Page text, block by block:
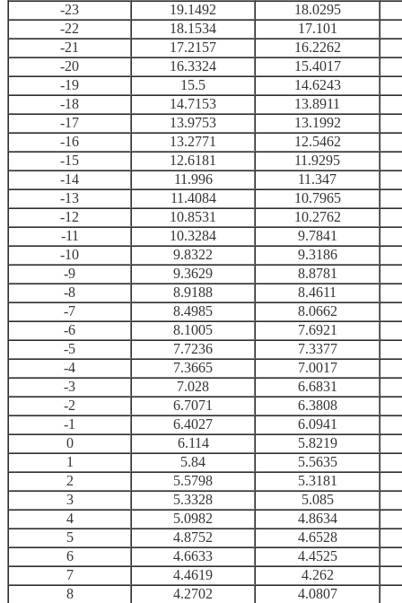
-23
19.1492
18.0295
-22
18.1534
17.101
-21
17.2157
16.2262
-20
16.3324
15.4017
-19
15.5
14.6243
-18
14.7153
13.8911
-17
13.9753
13.1992
-16
13.2771
12.5462
-15
12.6181
11.9295
-14
11.996
11.347
-13
11.4084
10.7965
-12
10.8531
10.2762
-11
10.3284
9.7841
-10
9.8322
9.3186
-9
9.3629
8.8781
-8
8.9188
8.4611
-7
8.4985
8.0662
-6
8.1005
7.6921
-5
7.7236
7.3377
-4
7.3665
7.0017
-3
7.028
6.6831
-2
6.7071
6.3808
-1
6.4027
6.0941
0
6.114
5.8219
1
5.84
5.5635
2
5.5798
5.3181
3
5.3328
5.085
4
5.0982
4.8634
5
4.8752
4.6528
6
4.6633
4.4525
7
4.4619
4.262
8
4.2702
4.0807